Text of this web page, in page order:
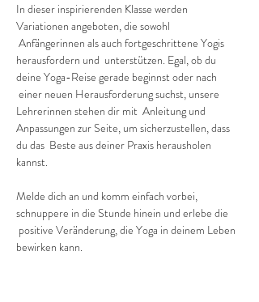
In dieser inspirierenden Klasse werden
Variationen angeboten, die sowohl
Anfängerinnen als auch fortgeschrittene Yogis
herausfordern und  unterstützen. Egal, ob du
deine Yoga-Reise gerade beginnst oder nach
einer neuen Herausforderung suchst, unsere
Lehrerinnen stehen dir mit  Anleitung und
Anpassungen zur Seite, um sicherzustellen, dass
du das  Beste aus deiner Praxis herausholen
kannst.
Melde dich an und komm einfach vorbei,
schnuppere in die Stunde hinein und erlebe die
positive Veränderung, die Yoga in deinem Leben
bewirken kann.